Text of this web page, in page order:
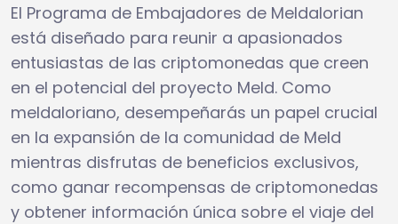
El Programa de Embajadores de Meldalorian
está diseñado para reunir a apasionados
entusiastas de las criptomonedas que creen
en el potencial del proyecto Meld. Como
meldaloriano, desempeñarás un papel crucial
en la expansión de la comunidad de Meld
mientras disfrutas de beneficios exclusivos,
como ganar recompensas de criptomonedas
y obtener información única sobre el viaje del